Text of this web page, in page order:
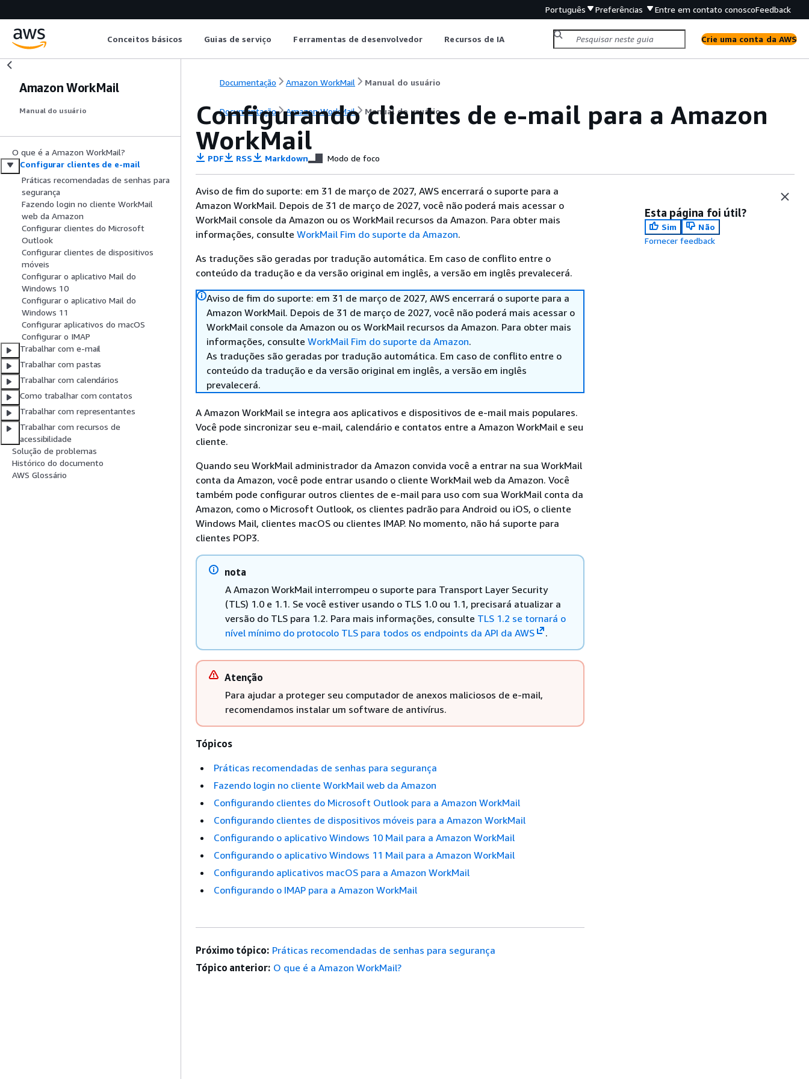
Português Preferências Entre em contato conoscoFeedback
Conceitos básicos Guias de serviço Ferramentas de desenvolvedor Recursos de IA Crie uma conta da AWS
Amazon WorkMail
Manual do usuário
O que é a Amazon WorkMail?
Configurar clientes de e-mail
Práticas recomendadas de senhas para
segurança
Fazendo login no cliente WorkMail
web da Amazon
Configurar clientes do Microsoft
Outlook
Configurar clientes de dispositivos
móveis
Configurar o aplicativo Mail do
Windows 10
Configurar o aplicativo Mail do
Windows 11
Configurar aplicativos do macOS
Configurar o IMAP
Trabalhar com e-mail
Trabalhar com pastas
Trabalhar com calendários
Como trabalhar com contatos
Trabalhar com representantes
Trabalhar com recursos de
acessibilidade
Solução de problemas
Histórico do documento
AWS Glossário
Documentação Amazon WorkMail Manual do usuário
Documentação Amazon WorkMail Manual do usuário
Configurando clientes de e-mail para a Amazon
WorkMail
PDF RSS Markdown Modo de foco
Aviso de fim do suporte: em 31 de março de 2027, AWS encerrará o suporte para a
Amazon WorkMail. Depois de 31 de março de 2027, você não poderá mais acessar o
WorkMail console da Amazon ou os WorkMail recursos da Amazon. Para obter mais
informações, consulte WorkMail Fim do suporte da Amazon.
As traduções são geradas por tradução automática. Em caso de conflito entre o
conteúdo da tradução e da versão original em inglês, a versão em inglês prevalecerá.
Aviso de fim do suporte: em 31 de março de 2027, AWS encerrará o suporte para a
Amazon WorkMail. Depois de 31 de março de 2027, você não poderá mais acessar o
WorkMail console da Amazon ou os WorkMail recursos da Amazon. Para obter mais
informações, consulte WorkMail Fim do suporte da Amazon.
As traduções são geradas por tradução automática. Em caso de conflito entre o
conteúdo da tradução e da versão original em inglês, a versão em inglês
prevalecerá.
A Amazon WorkMail se integra aos aplicativos e dispositivos de e-mail mais populares.
Você pode sincronizar seu e-mail, calendário e contatos entre a Amazon WorkMail e seu
cliente.
Quando seu WorkMail administrador da Amazon convida você a entrar na sua WorkMail
conta da Amazon, você pode entrar usando o cliente WorkMail web da Amazon. Você
também pode configurar outros clientes de e-mail para uso com sua WorkMail conta da
Amazon, como o Microsoft Outlook, os clientes padrão para Android ou iOS, o cliente
Windows Mail, clientes macOS ou clientes IMAP. No momento, não há suporte para
clientes POP3.
nota
A Amazon WorkMail interrompeu o suporte para Transport Layer Security
(TLS) 1.0 e 1.1. Se você estiver usando o TLS 1.0 ou 1.1, precisará atualizar a
versão do TLS para 1.2. Para mais informações, consulte TLS 1.2 se tornará o
nível mínimo do protocolo TLS para todos os endpoints da API da AWS
.
Atenção
Para ajudar a proteger seu computador de anexos maliciosos de e-mail,
recomendamos instalar um software de antivírus.
Tópicos
Práticas recomendadas de senhas para segurança
Fazendo login no cliente WorkMail web da Amazon
Configurando clientes do Microsoft Outlook para a Amazon WorkMail
Configurando clientes de dispositivos móveis para a Amazon WorkMail
Configurando o aplicativo Windows 10 Mail para a Amazon WorkMail
Configurando o aplicativo Windows 11 Mail para a Amazon WorkMail
Configurando aplicativos macOS para a Amazon WorkMail
Configurando o IMAP para a Amazon WorkMail
Esta página foi útil?
Sim
Não
Fornecer feedback
Próximo tópico: Práticas recomendadas de senhas para segurança
Tópico anterior: O que é a Amazon WorkMail?